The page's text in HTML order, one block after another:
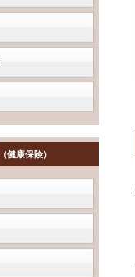
（健康保険）